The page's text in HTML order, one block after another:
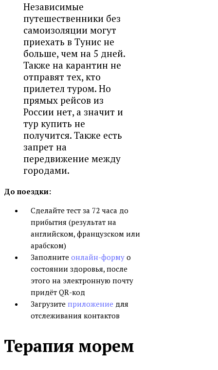
Независимые
путешественники без
самоизоляции могут
приехать в Тунис не
больше, чем на 5 дней.
Также на карантин не
отправят тех, кто
прилетел туром. Но
прямых рейсов из
России нет, а значит и
тур купить не
получится. Также есть
запрет на
передвижение между
городами.
До поездки:
Сделайте тест за 72 часа до
прибытия (результат на
английском, французском или
арабском)
Заполните онлайн-форму о
состоянии здоровья, после
этого на электронную почту
придёт QR-код
Загрузите приложение для
отслеживания контактов
Терапия морем